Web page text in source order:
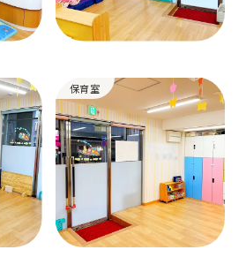
保育室